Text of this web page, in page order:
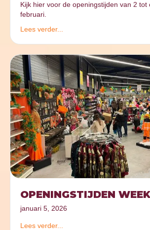
Kijk hier voor de openingstijden van 2 tot
februari.
Lees verder...
OPENINGSTIJDEN
januari 5, 2026
Lees verder...